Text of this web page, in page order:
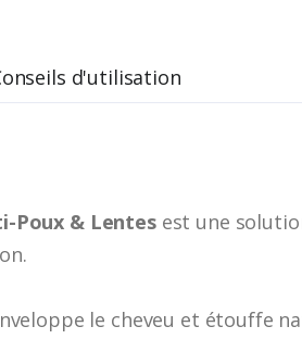
d'utilisation
Poux & Lentesest une
le cheveu et étouffe